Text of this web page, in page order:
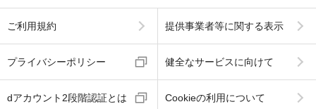
ご利用規約 提供事業者等に関する表示
プライバシーポリシー 健全なサービスに向けて
dアカウント2段階認証とは Cookieの利用について